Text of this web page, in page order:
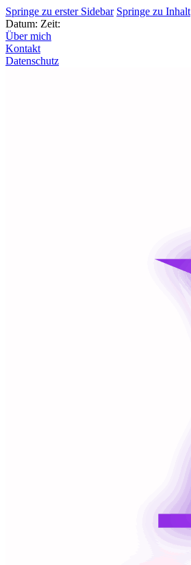
Springe zu erster Sidebar Springe zu Inhalt
Datum: Zeit:
Über mich
Kontakt
Datenschutz